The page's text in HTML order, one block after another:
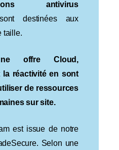
antivirus
destinées aux
taille.
offre Cloud,
la réactivité en sont
de ressources
sur site.
est issue de notre
Selon une